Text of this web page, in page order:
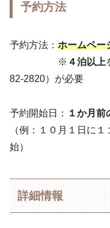
予約方法
予約方法： ホームペー
※ ４泊以上
82-2820）が必要
予約開始日： １か月前
（例：１０月１日に
始）
詳細情報